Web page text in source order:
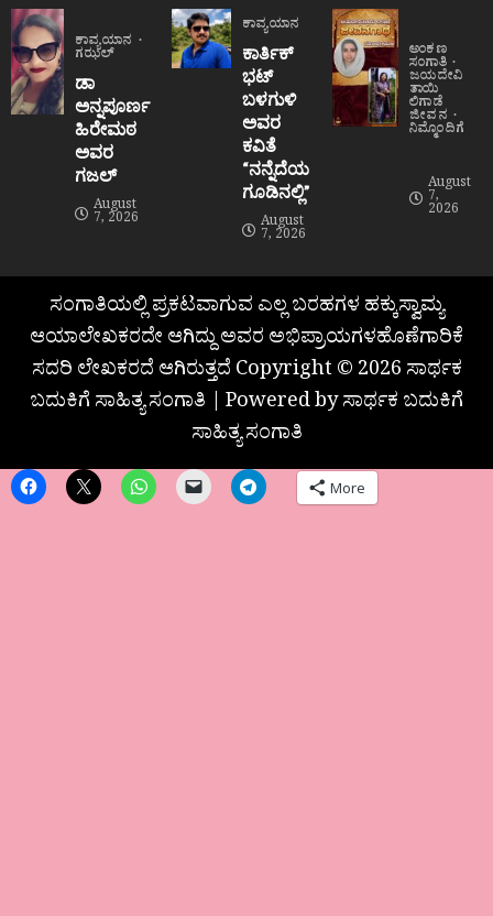
ಕಾವ್ಯಯಾನ
ಗಝಲ್
ಡಾ
ಅನ್ನಪೂರ್ಣ
ಹಿರೇಮಠ
ಅವರ
ಗಜಲ್
August
7, 2026
ಕಾವ್ಯಯಾನ
ಕಾರ್ತಿಕ್
ಭಟ್
ಬಳಗುಳಿ
ಅವರ
ಕವಿತೆ
“ನನ್ನೆದೆಯ
ಗೂಡಿನಲ್ಲಿ”
August
7, 2026
ಅಂಕಣ
ಸಂಗಾತಿ
ಜಯದೇವಿ
ತಾಯಿ
ಲಿಗಾಡೆ
ಜೀವನ
ನಿಮ್ಮೊಂದಿಗೆ
August
7,
2026
ಸಂಗಾತಿಯಲ್ಲಿ ಪ್ರಕಟವಾಗುವ ಎಲ್ಲ ಬರಹಗಳ ಹಕ್ಕುಸ್ವಾಮ್ಯ
ಆಯಾಲೇಖಕರದೇ ಆಗಿದ್ದು ಅವರ ಅಭಿಪ್ರಾಯಗಳಹೊಣೆಗಾರಿಕೆ
ಸದರಿ ಲೇಖಕರದೆ ಆಗಿರುತ್ತದೆ Copyright © 2026 ಸಾರ್ಥಕ
ಬದುಕಿಗೆ ಸಾಹಿತ್ಯ ಸಂಗಾತಿ | Powered by ಸಾರ್ಥಕ ಬದುಕಿಗೆ
ಸಾಹಿತ್ಯ ಸಂಗಾತಿ
More